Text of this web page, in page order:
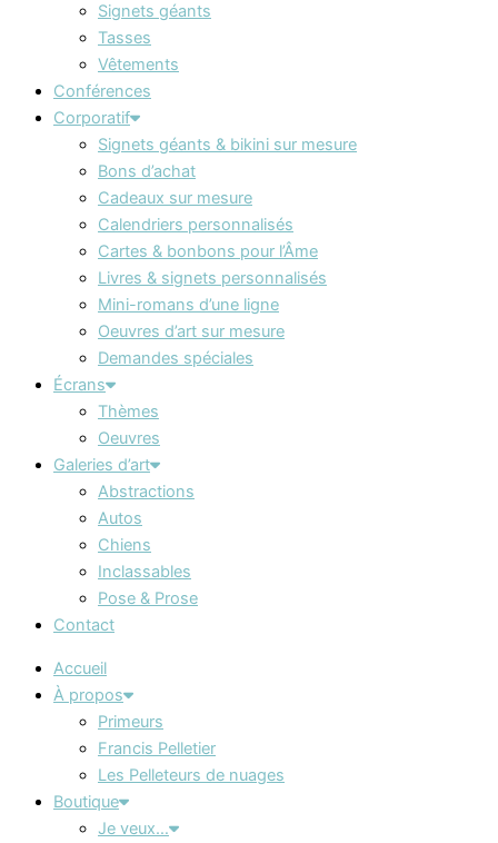
Signets géants
Tasses
Vêtements
Conférences
Corporatif
Signets géants & bikini sur mesure
Bons d’achat
Cadeaux sur mesure
Calendriers personnalisés
Cartes & bonbons pour l’Âme
Livres & signets personnalisés
Mini-romans d’une ligne
Oeuvres d’art sur mesure
Demandes spéciales
Écrans
Thèmes
Oeuvres
Galeries d’art
Abstractions
Autos
Chiens
Inclassables
Pose & Prose
Contact
Accueil
À propos
Primeurs
Francis Pelletier
Les Pelleteurs de nuages
Boutique
Je veux…